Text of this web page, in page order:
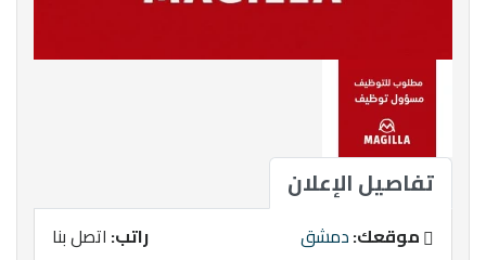
تفاصيل الإعلان
موقعك:دمشق راتب:اتصل بنا